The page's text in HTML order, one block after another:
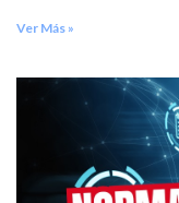
Ver Más »